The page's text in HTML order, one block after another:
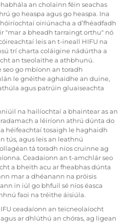
an cholainn féin seachas
go heaspa agus go heaspa. Ina
oiriúnacha a d’fhéadfadh
"mar a bheadh tarraingt orthu" nó
leis an t-ineall HIFU na
trí charta coláigine nádúrtha a
an tseolaithe a athbhunú.
go mbíonn an toradh
le gnéithe aghaidhe an duine,
agus patrúin gluaiseachta
na hailíochtaí a bhaintear as an
a léiríonn athrú dúnta do
héifeachtaí tosaigh le haghaidh
tús, agus leis an leathnú
tá toradh níos cruinne ag
Ceadaíonn an t-amchlár seo
a bheith acu ar fheabhas dúnta
mar a dhéanann na próisis
in iúl go bhfuil sé níos éasca
faoi na tréithe áisiúla.
ceadaíonn an teicneolaíocht
ar dhlúthú an chóras, ag ligean